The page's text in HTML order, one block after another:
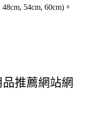
54cm, 60cm)。
推薦網站網